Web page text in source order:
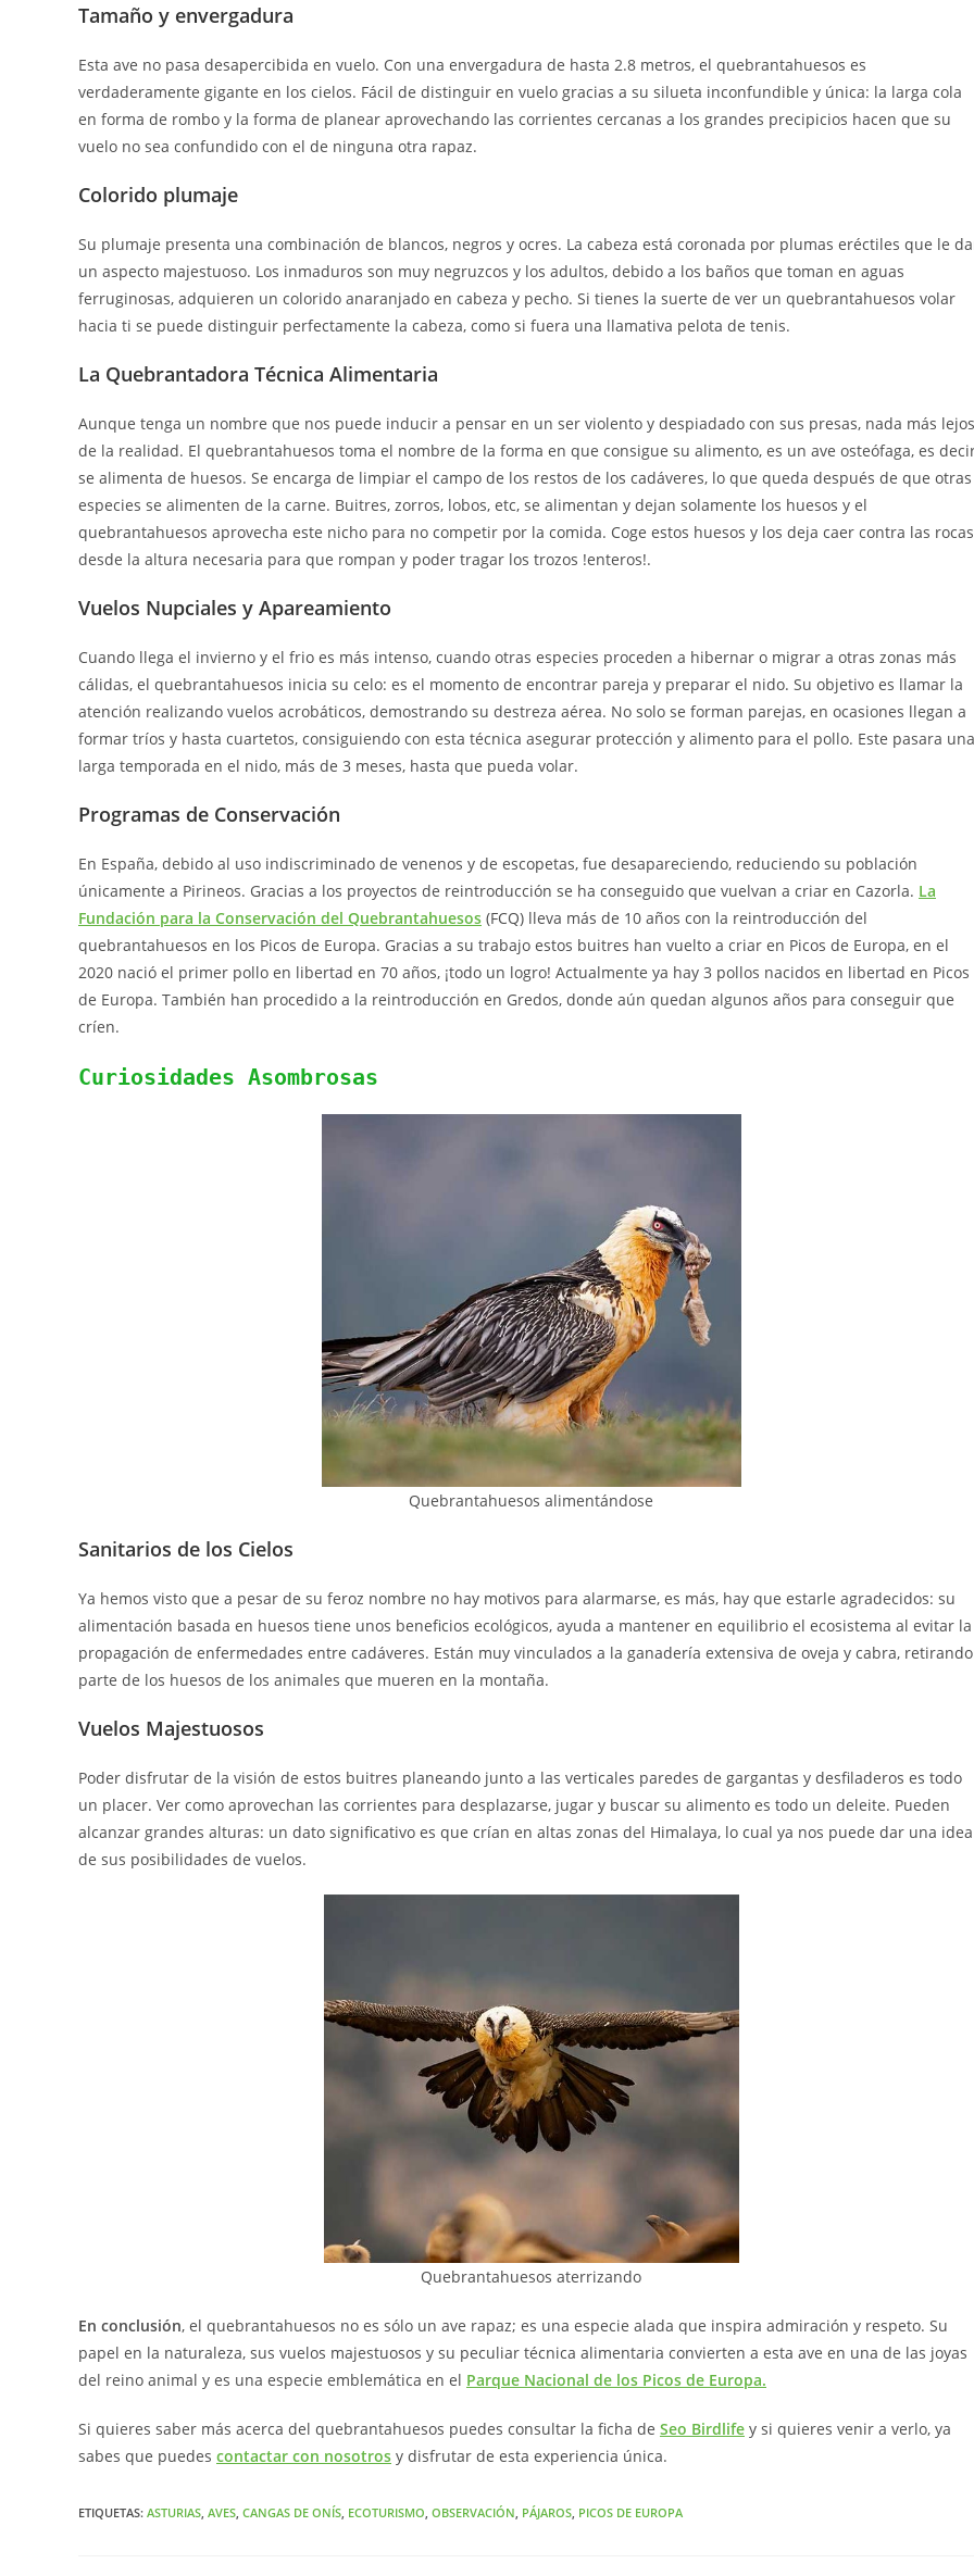
Tamaño y envergadura
Esta ave no pasa desapercibida en vuelo. Con una envergadura de hasta 2.8 metros, el quebrantahuesos es
verdaderamente gigante en los cielos. Fácil de distinguir en vuelo gracias a su silueta inconfundible y única: la larga cola
en forma de rombo y la forma de planear aprovechando las corrientes cercanas a los grandes precipicios hacen que su
vuelo no sea confundido con el de ninguna otra rapaz.
Colorido plumaje
Su plumaje presenta una combinación de blancos, negros y ocres. La cabeza está coronada por plumas eréctiles que le
un aspecto majestuoso. Los inmaduros son muy negruzcos y los adultos, debido a los baños que toman en aguas
ferruginosas, adquieren un colorido anaranjado en cabeza y pecho. Si tienes la suerte de ver un quebrantahuesos volar
hacia ti se puede distinguir perfectamente la cabeza, como si fuera una llamativa pelota de tenis.
La Quebrantadora Técnica Alimentaria
Aunque tenga un nombre que nos puede inducir a pensar en un ser violento y despiadado con sus presas, nada más lejos
de la realidad. El quebrantahuesos toma el nombre de la forma en que consigue su alimento, es un ave osteófaga, es
se alimenta de huesos. Se encarga de limpiar el campo de los restos de los cadáveres, lo que queda después de que otras
especies se alimenten de la carne. Buitres, zorros, lobos, etc, se alimentan y dejan solamente los huesos y el
quebrantahuesos aprovecha este nicho para no competir por la comida. Coge estos huesos y los deja caer contra las rocas
desde la altura necesaria para que rompan y poder tragar los trozos !enteros!.
Vuelos Nupciales y Apareamiento
Cuando llega el invierno y el frio es más intenso, cuando otras especies proceden a hibernar o migrar a otras zonas más
cálidas, el quebrantahuesos inicia su celo: es el momento de encontrar pareja y preparar el nido. Su objetivo es llamar la
atención realizando vuelos acrobáticos, demostrando su destreza aérea. No solo se forman parejas, en ocasiones llegan a
formar tríos y hasta cuartetos, consiguiendo con esta técnica asegurar protección y alimento para el pollo. Este pasara una
larga temporada en el nido, más de 3 meses, hasta que pueda volar.
Programas de Conservación
En España, debido al uso indiscriminado de venenos y de escopetas, fue desapareciendo, reduciendo su población
únicamente a Pirineos. Gracias a los proyectos de reintroducción se ha conseguido que vuelvan a criar en Cazorla. La
Fundación para la Conservación del Quebrantahuesos (FCQ) lleva más de 10 años con la reintroducción del
quebrantahuesos en los Picos de Europa. Gracias a su trabajo estos buitres han vuelto a criar en Picos de Europa, en el
2020 nació el primer pollo en libertad en 70 años, ¡todo un logro! Actualmente ya hay 3 pollos nacidos en libertad en Picos
de Europa. También han procedido a la reintroducción en Gredos, donde aún quedan algunos años para conseguir que
críen.
Curiosidades Asombrosas
Quebrantahuesos alimentándose
Sanitarios de los Cielos
Ya hemos visto que a pesar de su feroz nombre no hay motivos para alarmarse, es más, hay que estarle agradecidos: su
alimentación basada en huesos tiene unos beneficios ecológicos, ayuda a mantener en equilibrio el ecosistema al evitar la
propagación de enfermedades entre cadáveres. Están muy vinculados a la ganadería extensiva de oveja y cabra, retirando
parte de los huesos de los animales que mueren en la montaña.
Vuelos Majestuosos
Poder disfrutar de la visión de estos buitres planeando junto a las verticales paredes de gargantas y desfiladeros es todo
un placer. Ver como aprovechan las corrientes para desplazarse, jugar y buscar su alimento es todo un deleite. Pueden
alcanzar grandes alturas: un dato significativo es que crían en altas zonas del Himalaya, lo cual ya nos puede dar una idea
de sus posibilidades de vuelos.
Quebrantahuesos aterrizando
En conclusión, el quebrantahuesos no es sólo un ave rapaz; es una especie alada que inspira admiración y respeto. Su
papel en la naturaleza, sus vuelos majestuosos y su peculiar técnica alimentaria convierten a esta ave en una de las joyas
del reino animal y es una especie emblemática en el Parque Nacional de los Picos de Europa.
Si quieres saber más acerca del quebrantahuesos puedes consultar la ficha de Seo Birdlife y si quieres venir a verlo, ya
sabes que puedes contactar con nosotros y disfrutar de esta experiencia única.
ETIQUETAS: ASTURIAS, AVES, CANGAS DE ONÍS, ECOTURISMO, OBSERVACIÓN, PÁJAROS, PICOS DE EUROPA